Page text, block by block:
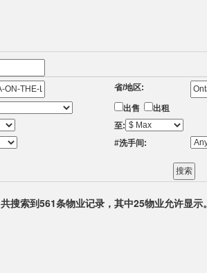
省/地区:
出售
出租
至:
#洗手间:
共搜索到561条物业记录，其中25物业允许显示。